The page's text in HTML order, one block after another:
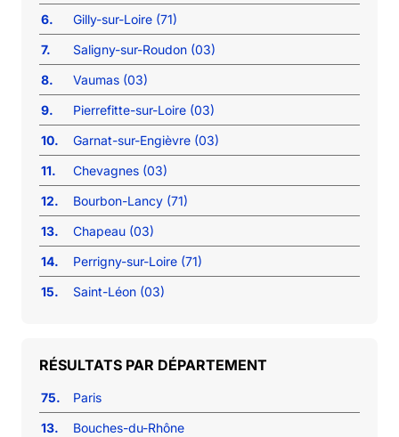
6.
Gilly-sur-Loire (71)
7.
Saligny-sur-Roudon (03)
8.
Vaumas (03)
9.
Pierrefitte-sur-Loire (03)
10.
Garnat-sur-Engièvre (03)
11.
Chevagnes (03)
12.
Bourbon-Lancy (71)
13.
Chapeau (03)
14.
Perrigny-sur-Loire (71)
15.
Saint-Léon (03)
RÉSULTATS PAR DÉPARTEMENT
75.
Paris
13.
Bouches-du-Rhône